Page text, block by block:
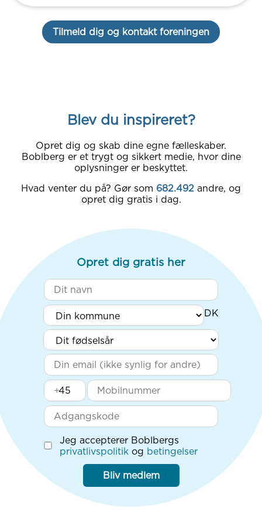
Tilmeld dig og kontakt foreningen
Blev du inspireret?
Opret dig og skab dine egne fælleskaber.
Boblberg er et trygt og sikkert medie, hvor dine
oplysninger er beskyttet.
Hvad venter du på? Gør som 682.492 andre, og
opret dig gratis i dag.
Opret dig gratis her
+
Jeg accepterer Boblbergs
privatlivspolitik og betingelser
Bliv medlem